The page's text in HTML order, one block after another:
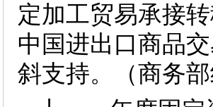
定加工贸易承接
中国进出口商品
斜支持。（商务